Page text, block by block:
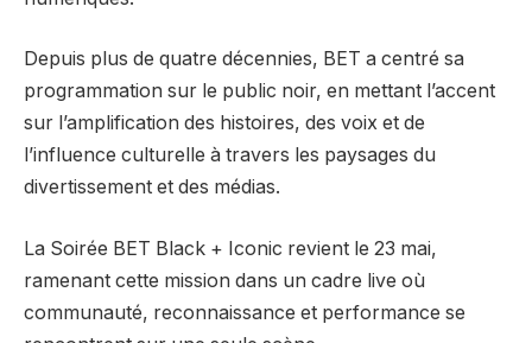
Depuis plus de quatre décennies, BET a centré sa
programmation sur le public noir, en mettant l’accent
sur l’amplification des histoires, des voix et de
l’influence culturelle à travers les paysages du
divertissement et des médias.
La Soirée BET Black + Iconic revient le 23 mai,
ramenant cette mission dans un cadre live où
communauté, reconnaissance et performance se